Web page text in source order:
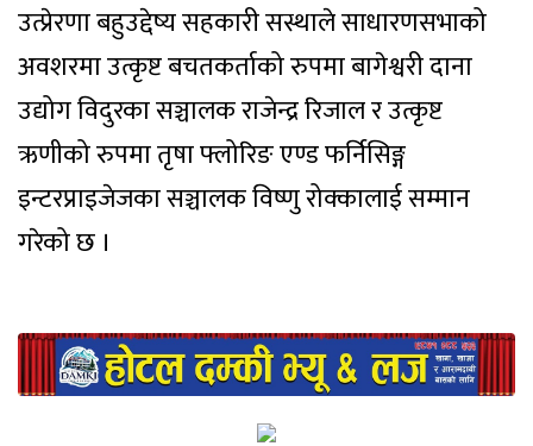
उत्प्रेरणा बहुउद्देष्य सहकारी सस्थाले साधारणसभाको
अवशरमा उत्कृष्ट बचतकर्ताको रुपमा बागेश्वरी दाना
उद्योग विदुरका सञ्चालक राजेन्द्र रिजाल र उत्कृष्ट
ऋणीको रुपमा तृषा फ्लोरिङ एण्ड फर्निसिङ्ग
इन्टरप्राइजेजका सञ्चालक विष्णु रोक्कालाई सम्मान
गरेको छ ।